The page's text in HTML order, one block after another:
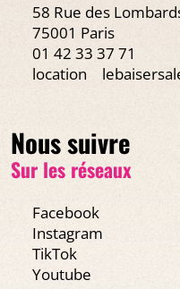
58 Rue des
75001 Paris
01 42 33 37 71
location
Nous suivre
Sur les réseaux
Facebook
Instagram
TikTok
Youtube